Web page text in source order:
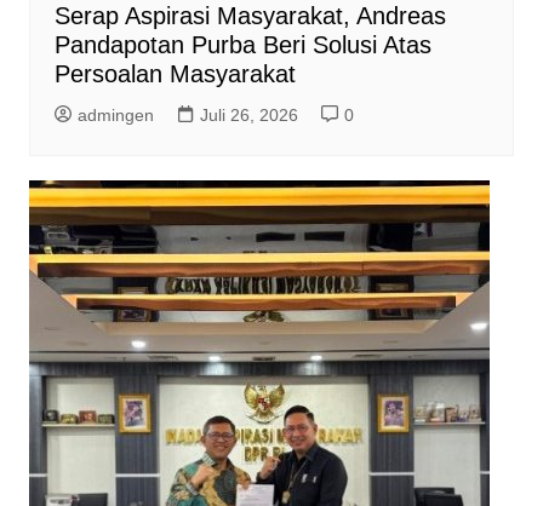
Serap Aspirasi Masyarakat, Andreas
Pandapotan Purba Beri Solusi Atas
Persoalan Masyarakat
admingen Juli 26, 2026 0